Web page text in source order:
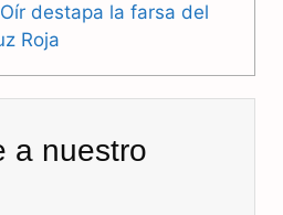
destapa la farsa del
Roja
a nuestro